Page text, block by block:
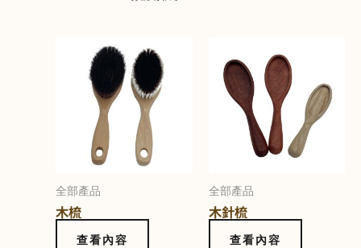
全部產品
木梳
查看內容
全部產品
木針梳
查看內容